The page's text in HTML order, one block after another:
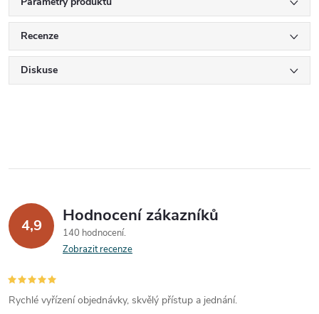
Recenze
Diskuse
4,9 Hodnocení zákazníků
140 hodnocení
Zobrazit recenze
Rychlé vyřízení objednávky, skvělý přístup a jednání.